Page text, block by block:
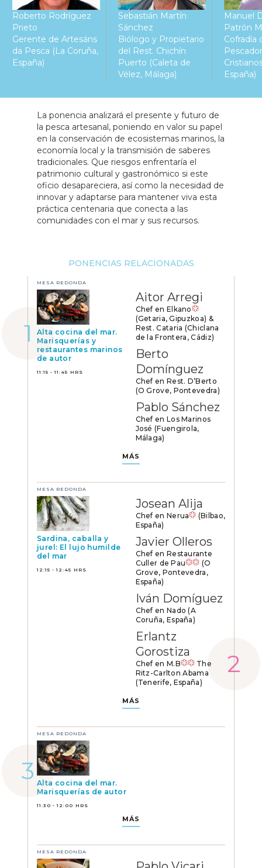
Roberto Rodríguez
Prieto
Gerente de Artesáns
da Pesca (La Coruña,
España)
Sebastián Martín
Sánchez
Biólogo y Propietario
del Rest. Chichín
Puerto (Caleta de
Vélez, Málaga)
Manuel
Patrón
Cofradía
España)
La ponencia analizará el presente y futuro de
la pesca artesanal, poniendo en valor su papel
en la conservación de ecosistemas marinos, la
economía local y la transmisión de saberes
tradicionales. Que riesgos enfrentaría el
patrimonio cultural y gastronómico si este
oficio desapareciera, así como la necesidad de
innovar y adaptarse para mantener viva esta
práctica centenaria que conecta a las
comunidades con el mar y sus recursos.
PONENCIAS RELACIONADAS
MESA REDONDA
Alta cocina del mar.
Marisquerías y
restaurantes marinos
de autor
11:15 - 11:45 HRS
Aitor Arregi
Chef en Elkano
(Getaria, Gipuzkoa) &
Rest. Cataria (Chiclana
de la Frontera, Cádiz)
Berto
Domínguez
Chef en Rest. D’Berto
(O Grove, Pontevedra)
Pablo Sánchez
Chef en Los Marinos
José (Fuengirola,
Málaga)
MÁS
MESA REDONDA
Sardina, caballa y
jurel: El lujo humilde
del mar
12:15 - 12:45 HRS
Josean Alija
Chef en Nerua
(Bilbao,
España)
Javier Olleros
Chef en Restaurante
Culler de Pau
(O
Grove, Pontevedra,
España)
Iván Domíguez
Chef en Nado (A
Coruña, España)
Erlantz
Gorostiza
Chef en M.B
The
Ritz-Carlton Abama
(Tenerife, España)
MÁS
MESA REDONDA
Alta cocina del mar.
Marisquerías de autor
11:30 - 12:00 HRS
MÁS
MESA REDONDA